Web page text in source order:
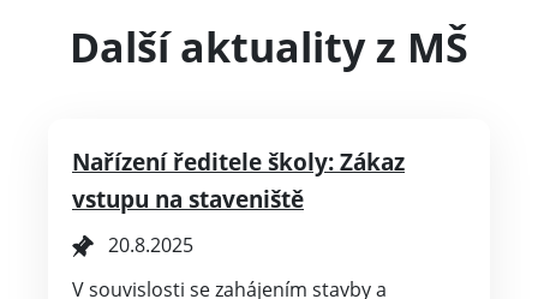
Další aktuality z MŠ
Nařízení ředitele školy: Zákaz
vstupu na staveniště
20.8.2025
V souvislosti se zahájením stavby a